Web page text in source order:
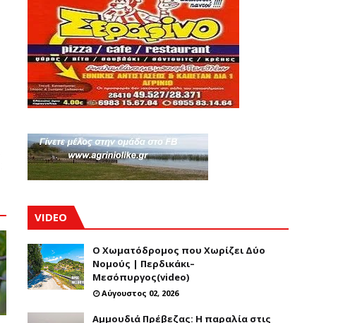
VIDEO
Ο Χωματόδρομος που Χωρίζει Δύο
Νομούς | Περδικάκι–
Μεσόπυργος(video)
Αύγουστος 02, 2026
Αμμουδιά Πρέβεζας: Η παραλία στις